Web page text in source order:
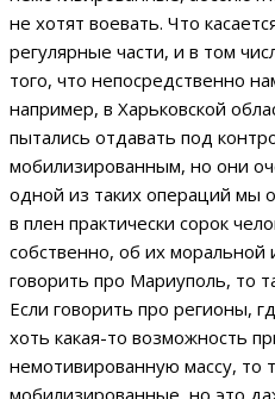
не хотят воевать. Что
регулярные части, и в том
того, что непосредственно
например, в Харьковской
пытались отдавать под
мобилизированным, но они
одной из таких операций мы
в плен практически сорок
собственно, об их моральной
говорить про Мариуполь, то
Если говорить про регионы,
хоть какая-то возможность
немотивированную массу, то